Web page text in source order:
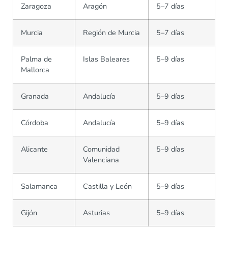
Zaragoza Aragón 5–7 días
Murcia Región de Murcia 5–7 días
Palma de
Mallorca
Islas Baleares 5–9 días
Granada Andalucía 5–9 días
Córdoba Andalucía 5–9 días
Alicante
Comunidad
Valenciana
5–9 días
Salamanca Castilla y León 5–9 días
Gijón Asturias 5–9 días